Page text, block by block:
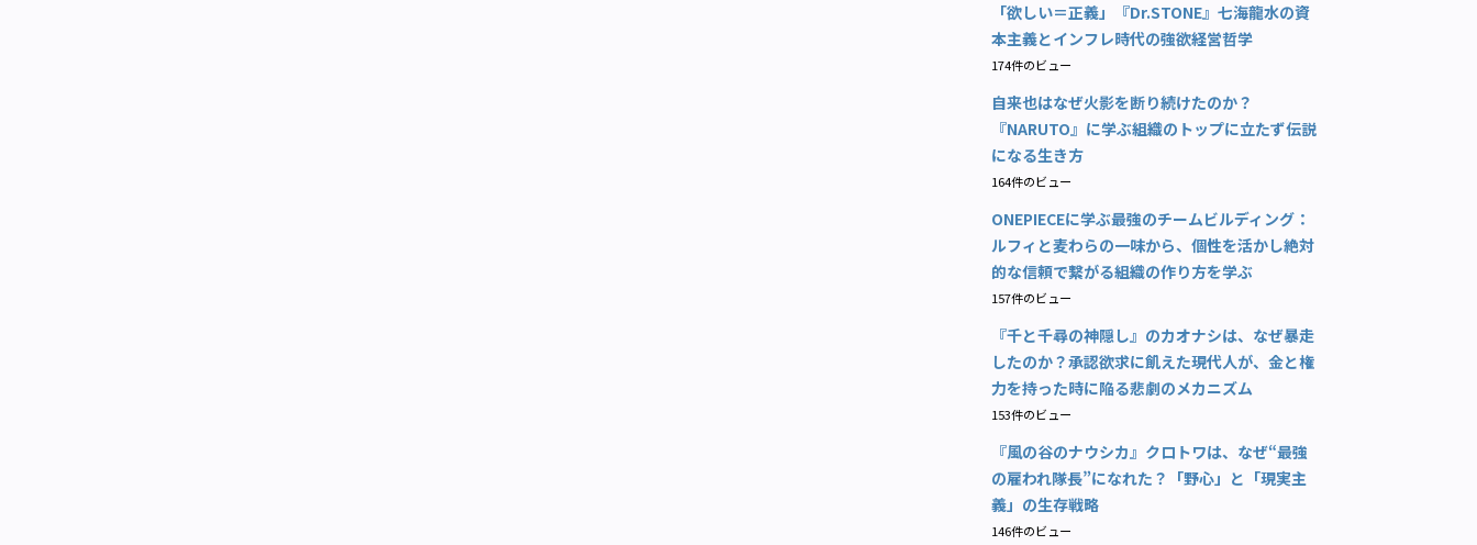
「欲しい＝正義」『Dr.STONE』七海龍水の資
本主義とインフレ時代の強欲経営哲学
174件のビュー
自来也はなぜ火影を断り続けたのか？
『NARUTO』に学ぶ組織のトップに立たず伝説
になる生き方
164件のビュー
ONEPIECEに学ぶ最強のチームビルディング：
ルフィと麦わらの一味から、個性を活かし絶対
的な信頼で繋がる組織の作り方を学ぶ
157件のビュー
『千と千尋の神隠し』のカオナシは、なぜ暴走
したのか？承認欲求に飢えた現代人が、金と権
力を持った時に陥る悲劇のメカニズム
153件のビュー
『風の谷のナウシカ』クロトワは、なぜ“最強
の雇われ隊長”になれた？「野心」と「現実主
義」の生存戦略
146件のビュー